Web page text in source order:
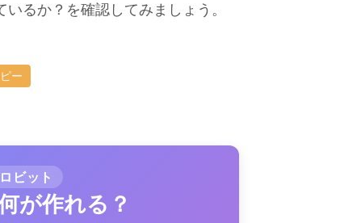
るか？を確認してみましょう。
ー
ビット
が作れる？